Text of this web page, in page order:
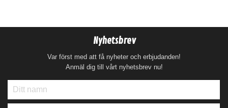
Nyhetsbrev
Var först med att få nyheter och erbjudanden!
Anmäl dig till vårt nyhetsbrev nu!